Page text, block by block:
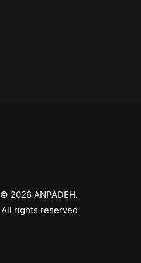
© 2026 ANPADEH.
All rights reserved